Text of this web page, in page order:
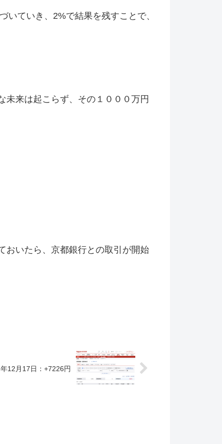
ていき、2%で結果を残すことで、
未来は起こらず、その１０００万円
おいたら、京都銀行との取引が開始
年12月17日：+7226円